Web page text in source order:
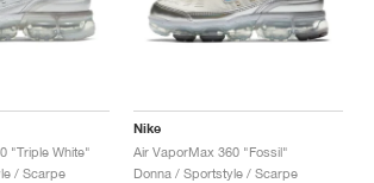
"Triple White"
/ Scarpe
Nike
Air VaporMax 360 "Fossil"
Donna / Sportstyle / Scarpe